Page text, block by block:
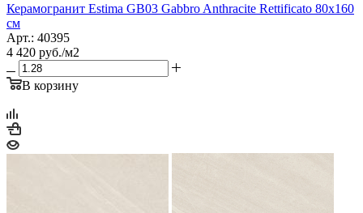
Керамогранит Estima GB03 Gabbro Anthracite Rettificato 80x160
см
Арт.: 40395
4 420 руб./м2
В корзину